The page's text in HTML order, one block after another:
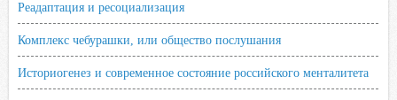
Реадаптация и ресоциализация
Комплекс чебурашки, или общество послушания
Историогенез и современное состояние российского менталитета